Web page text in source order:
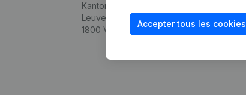
Accepter tous les cookies
Kantorenpark Everest
Leuvensesteenweg 248D,
1800 Vilvoorde